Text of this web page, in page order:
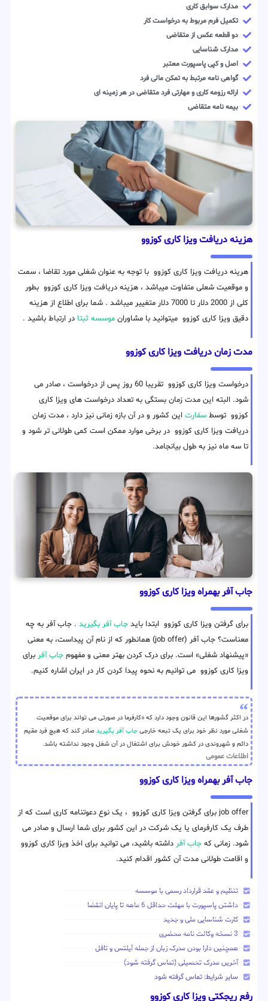
مدارک سوابق کاری
تکمیل فرم مربوط به درخواست کار
دو قطعه عکس از متقاضی
مدارک شناسایی
اصل و کپی پاسپورت معتبر
گواهی نامه مرتبط به تمکن مالی فرد
ارائه رزومه کاری و مهارتی فرد متقاضی در هر زمینه ای
بیمه نامه متقاضی
هزینه دریافت ویزا کاری کوزوو
هرینه دریافت ویزا کاری کوزوو با توجه به عنوان شغلی مورد تقاضا ، سمت
و موقعیت شعلی متفاوت میباشد ، هزینه دریافت ویزا کاری کوزوو بطور
کلی از 2000 دلار تا 7000 دلار متغییر میباشد . شما برای اطلاع از هزینه
دقیق ویزا کاری کوزوو میتوانید با مشاوران موسسه ثبتا در ارتباط باشید .
مدت زمان دریافت ویزا کاری کوزوو
درخواست ویزا کاری کوزوو تقریبا 60 روز پس از درخواست ، صادر می
شود. البته این مدت زمان بستگی به تعداد درخواست های ویزا کاری
کوزوو توسط سفارت این کشور و در آن بازه زمانی نیز دارد ، مدت زمان
دریافت ویزا کاری کوزوو در برخی موارد ممکن است کمی طولانی تر شود و
تا سه ماه نیز به طول بیانجامد.
جاب آفر بهمراه ویزا کاری کوزوو
برای گرفتن ویزا کاری کوزوو ابتدا باید جاب آفر بگیرید . جاب آفر به چه
معناست؟ جاب آفر (job offer) همانطور که از نام آن پیداست، به معنی
«پیشنهاد شغلی» است. برای درک کردن بهتر معنی و مفهوم جاب آفر برای
ویزا کاری کوزوو می توانیم به نحوه پیدا کردن کار در ایران اشاره کنیم.
در اکثر گشورها این قانون وجود دارد که «کارفرما در صورتی می تواند برای موقعیت
شغلی مورد نظر خود برای یک تبعه خارجی جاب آفر بگیرید صادر کند که هیچ فرد مقیم
دائم و شهروندی در کشور خودش برای اشتغال در آن شغل وجود نداشته باشد.
اطلاعات عمومی
جاب آفر بهمراه ویزا کاری کوزوو
job offer برای گرفتن ویزا کاری کوزوو ، یک نوع دعوتنامه کاری است که از
طرف یک کارفرمای یا یک شرکت در این کشور برای شما ارسال و صادر می
شود. زمانی که جاب آفر داشته باشید، می توانید برای اخذ ویزا کاری کوزوو
و اقامت طولانی مدت آن کشور اقدام کنید.
تنظیم و عقد قرارداد رسمی با موسسه
داشتن پاسپورت با مهلت حداقل 6 ماهه تا پایان انقضا
کارت شناسایی ملی و جدید
3 نسخه وکالت نامه محضری
همچنین دارا بودن مدرک زبان از جمله آیلتس و تافل
آخرین مدرک تحصیلی (تماس گرفته شود)
سایر شرایط: تماس گرفته شود
رفع ریجکتی ویزا کاری کوزوو